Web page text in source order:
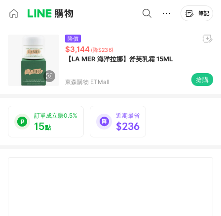
筆記
降價
$3,144 (降$236)
【LA MER 海洋拉娜】舒芙乳霜 15ML
東森購物 ETMall 搶購
訂單成立賺0.5%
15點
近期最省
$236